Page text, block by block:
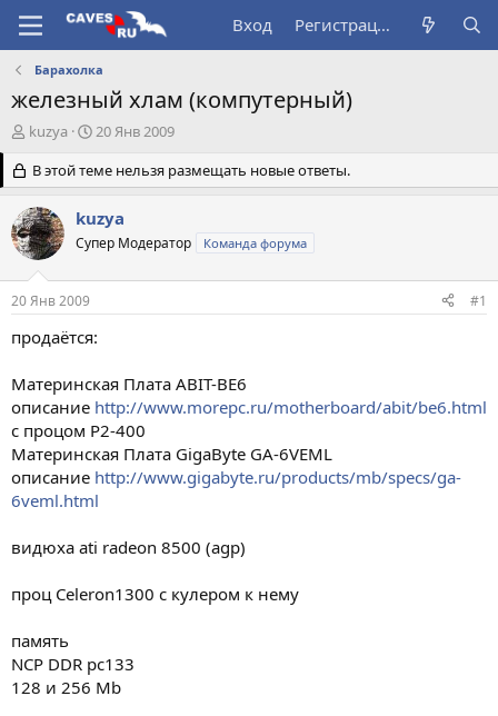
Вход Регистрация
Барахолка
железный хлам (компутерный)
А
т
о
р
т
е
м
kuzya
Д
т
а
а
ч
а
20 Янв 2009
В этой теме нельзя размещать новые ответы.
kuzya
Супер Модератор Команда форума
20 Янв 2009 #1
продаётся:
Материнская Плата ABIT-BE6
описание http://www.morepc.ru/motherboard/abit/be6.html
с процом P2-400
Материнская Плата GigaByte GA-6VEML
описание http://www.gigabyte.ru/products/mb/specs/ga-
6veml.html
видюха ati radeon 8500 (agp)
проц Сeleron1300 с кулером к нему
память
NCP DDR pc133
128 и 256 Mb